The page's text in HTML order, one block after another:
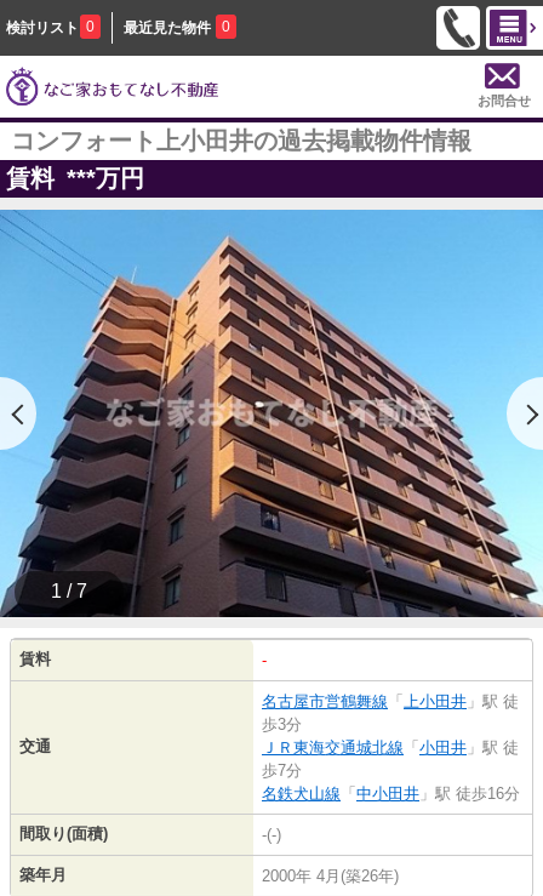
検討リスト 0 最近見た物件 0
お問合せ
コンフォート上小田井の過去掲載物件情報
賃料 ***万円
1 / 7
賃料 -
交通
名古屋市営鶴舞線 「 上小田井 」駅 徒
歩3分
ＪＲ東海交通城北線 「 小田井 」駅 徒
歩7分
名鉄犬山線 「 中小田井 」駅 徒歩16分
間取り(面積) -(-)
築年月 2000年 4月(築26年)